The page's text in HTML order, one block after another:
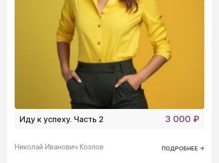
Иду к успеху. Часть 2 3 000 ₽
Николай Иванович Козлов ПОДРОБНЕЕ